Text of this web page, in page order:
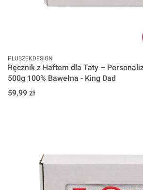
PRODUCENT
PLUSZEKDESIGN
Ręcznik z Haftem dla Taty –
500g 100% Bawełna - King Dad
Cena
59,99 zł